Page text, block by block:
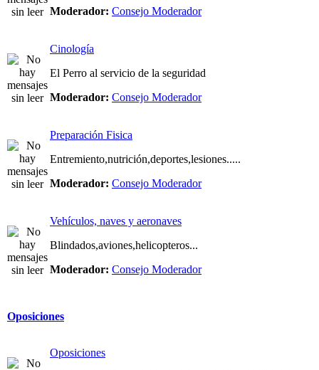
Moderador: Consejo Moderador
Cinología
El Perro al servicio de la seguridad
Moderador: Consejo Moderador
Preparación Fisica
Entremiento,nutrición,deportes,lesiones.....
Moderador: Consejo Moderador
Vehículos, naves y aeronaves
Blindados,aviones,helicopteros...
Moderador: Consejo Moderador
Oposiciones
Oposiciones